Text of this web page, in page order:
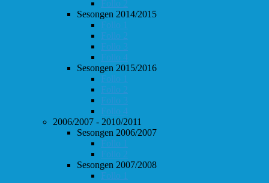
Follo 2
Sesongen 2014/2015
Follo 1
Follo 2
Follo 3
Follo 4
Sesongen 2015/2016
Follo 1
Follo 2
Follo 3
Follo 4
2006/2007 - 2010/2011
Sesongen 2006/2007
Follo 1
Follo 2
Sesongen 2007/2008
Follo 1